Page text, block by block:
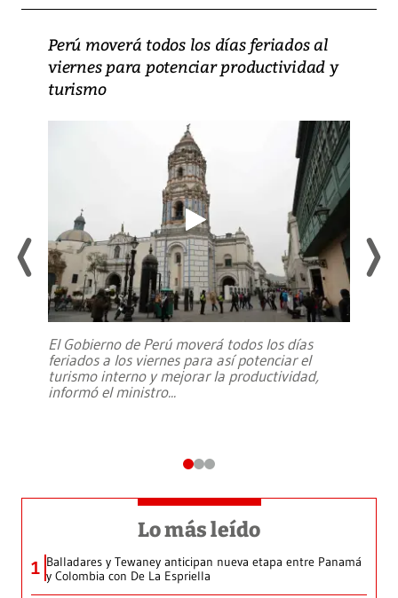
Perú moverá todos los días feriados al
viernes para potenciar productividad y
turismo
El Gobierno de Perú moverá todos los días
feriados a los viernes para así potenciar el
turismo interno y mejorar la productividad,
informó el ministro...
Lo más leído
1 Balladares y Tewaney anticipan nueva etapa entre Panamá
y Colombia con De La Espriella